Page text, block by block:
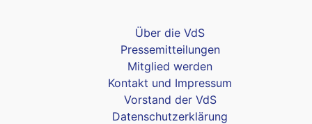
Über die VdS
Pressemitteilungen
Mitglied werden
Kontakt und Impressum
Vorstand der VdS
Datenschutzerklärung